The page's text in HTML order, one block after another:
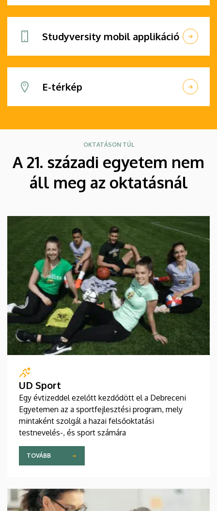
Studyversity mobil applikáció
E-térkép
OKTATÁSON TÚL
A 21. századi egyetem nem
áll meg az oktatásnál
UD Sport
Egy évtizeddel ezelőtt kezdődött el a Debreceni
Egyetemen az a sportfejlesztési program, mely
mintaként szolgál a hazai felsőoktatási
testnevelés-, és sport számára
TOVÁBB